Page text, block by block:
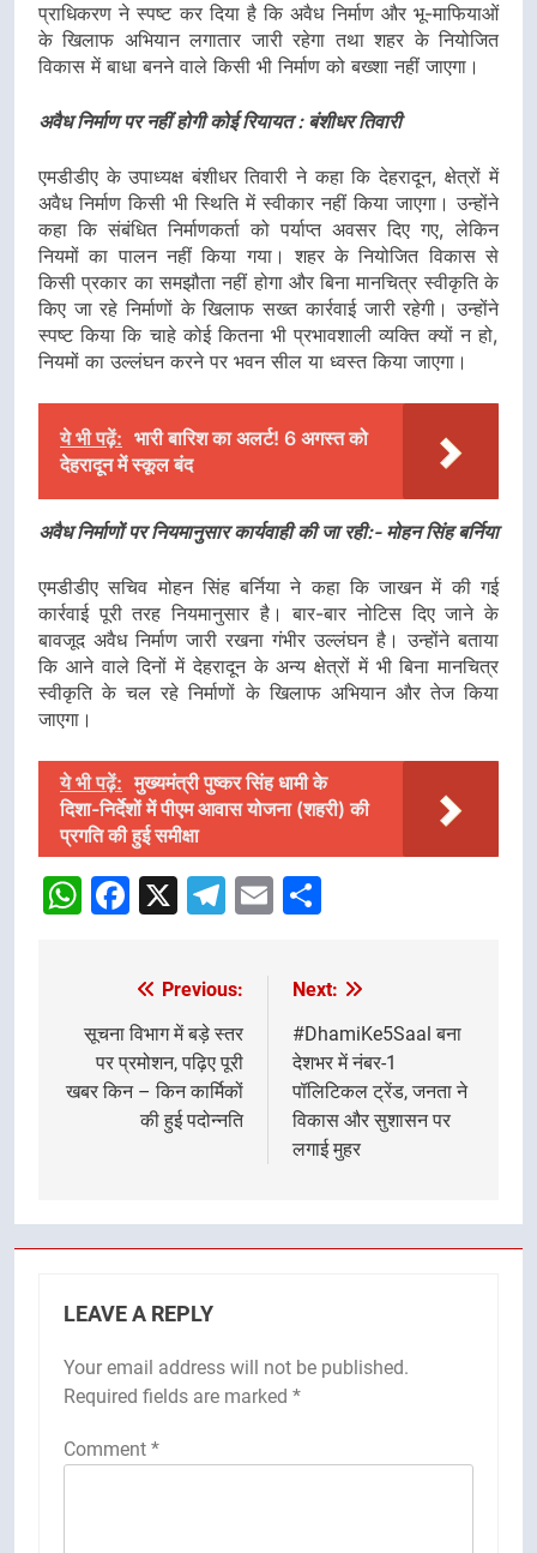
प्राधिकरण ने स्पष्ट कर दिया है कि अवैध निर्माण और भू-माफियाओं
के खिलाफ अभियान लगातार जारी रहेगा तथा शहर के नियोजित
विकास में बाधा बनने वाले किसी भी निर्माण को बख्शा नहीं जाएगा।
अवैध निर्माण पर नहीं होगी कोई रियायत : बंशीधर तिवारी
एमडीडीए के उपाध्यक्ष बंशीधर तिवारी ने कहा कि देहरादून, क्षेत्रों में
अवैध निर्माण किसी भी स्थिति में स्वीकार नहीं किया जाएगा। उन्होंने
कहा कि संबंधित निर्माणकर्ता को पर्याप्त अवसर दिए गए, लेकिन
नियमों का पालन नहीं किया गया। शहर के नियोजित विकास से
किसी प्रकार का समझौता नहीं होगा और बिना मानचित्र स्वीकृति के
किए जा रहे निर्माणों के खिलाफ सख्त कार्रवाई जारी रहेगी। उन्होंने
स्पष्ट किया कि चाहे कोई कितना भी प्रभावशाली व्यक्ति क्यों न हो,
नियमों का उल्लंघन करने पर भवन सील या ध्वस्त किया जाएगा।
ये भी पढ़ें: भारी बारिश का अलर्ट! 6 अगस्त को
देहरादून में स्कूल बंद
अवैध निर्माणों पर नियमानुसार कार्यवाही की जा रही:- मोहन सिंह बर्निया
एमडीडीए सचिव मोहन सिंह बर्निया ने कहा कि जाखन में की गई
कार्रवाई पूरी तरह नियमानुसार है। बार-बार नोटिस दिए जाने के
बावजूद अवैध निर्माण जारी रखना गंभीर उल्लंघन है। उन्होंने बताया
कि आने वाले दिनों में देहरादून के अन्य क्षेत्रों में भी बिना मानचित्र
स्वीकृति के चल रहे निर्माणों के खिलाफ अभियान और तेज किया
जाएगा।
ये भी पढ़ें: मुख्यमंत्री पुष्कर सिंह धामी के
दिशा-निर्देशों में पीएम आवास योजना (शहरी) की
प्रगति की हुई समीक्षा
WhatsApp
Facebook
X Telegram
Email
navigation
Previous:
सूचना विभाग में बड़े स्तर
पर प्रमोशन, पढ़िए पूरी
खबर किन – किन कार्मिकों
की हुई पदोन्नति
Next:
#DhamiKe5Saal बना
देशभर में नंबर-1
पॉलिटिकल ट्रेंड, जनता ने
विकास और सुशासन पर
लगाई मुहर
LEAVE A REPLY
Your email address will not be published.
Required fields are marked *
Comment *